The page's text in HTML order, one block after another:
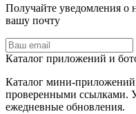
Получайте уведомления о
вашу почту
Каталог приложений и
Каталог мини-приложений
проверенными ссылками.
ежедневные обновления.